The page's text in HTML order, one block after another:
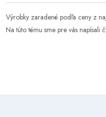
Výrobky zaradené podľa ceny z
Na túto tému sme pre vás napísali